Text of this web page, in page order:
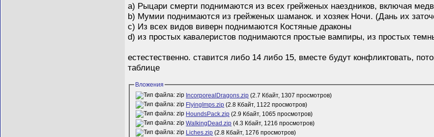
a) Рыцари смерти поднимаются из всех грейженых наездников, включая
b) Мумии поднимаются из грейженых шаманок. и хозяек Ночи. (Дань их
c) Из всех видов виверн поднимаются Костяные драконы
d) из простых кавалеристов поднимаются простые вампиры, из простых
естестественно. ставится либо 14 либо 15, вместе будут конфликтовать,
таблице
Вложения
IncorporealDragons.zip (2.7 Кбайт, 1307 просмотров)
FlyingImps.zip (2.8 Кбайт, 1122 просмотров)
HoundsPack.zip (2.9 Кбайт, 1065 просмотров)
WalkingDead.zip (4.3 Кбайт, 1216 просмотров)
Liches.zip (2.8 Кбайт, 1276 просмотров)